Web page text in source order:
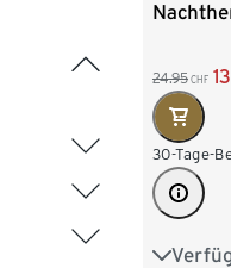
24.95 CHF
30-Tage-
S 36/38